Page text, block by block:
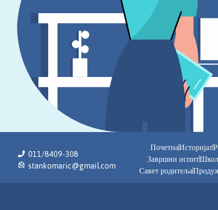
011/8409-308
stankomaric@gmail.com
ПочетнаИсторијат
Завршни испит
Савет родитеља